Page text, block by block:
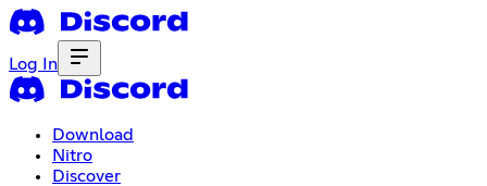
Log In
Download
Nitro
Discover